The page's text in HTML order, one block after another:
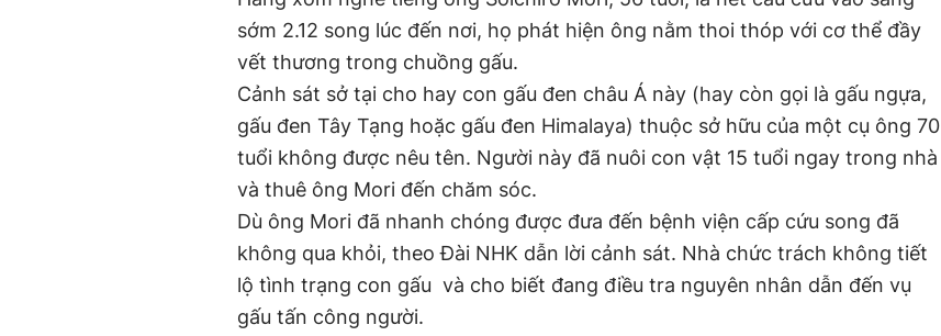
sớm 2.12 song lúc đến nơi, họ phát hiện ông nằm thoi thóp với cơ thể đầy
vết thương trong chuồng gấu.
Cảnh sát sở tại cho hay con gấu đen châu Á này (hay còn gọi là gấu ngựa,
gấu đen Tây Tạng hoặc gấu đen Himalaya) thuộc sở hữu của một cụ ông 70
tuổi không được nêu tên. Người này đã nuôi con vật 15 tuổi ngay trong nhà
và thuê ông Mori đến chăm sóc.
Dù ông Mori đã nhanh chóng được đưa đến bệnh viện cấp cứu song đã
không qua khỏi, theo Đài NHK dẫn lời cảnh sát. Nhà chức trách không tiết
lộ tình trạng con gấu và cho biết đang điều tra nguyên nhân dẫn đến vụ
gấu tấn công người.